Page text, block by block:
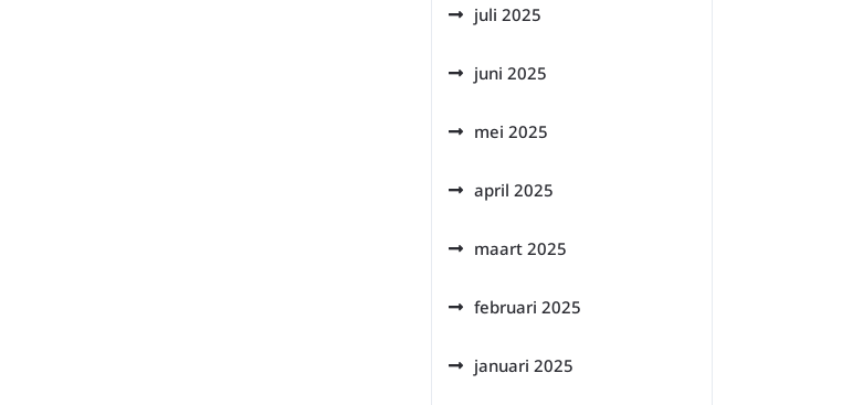
juli 2025
juni 2025
mei 2025
april 2025
maart 2025
februari 2025
januari 2025